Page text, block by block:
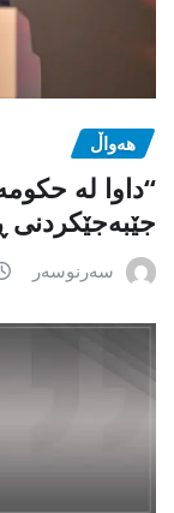
هەواڵ
“داوا لە
سەرنوسەر